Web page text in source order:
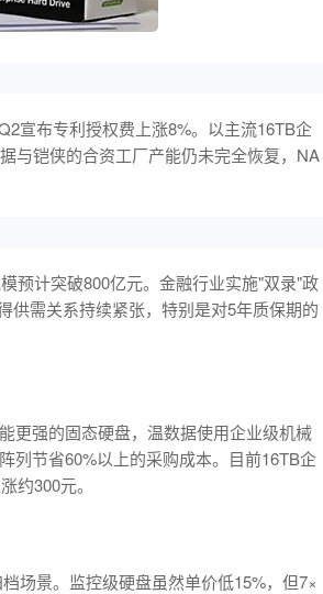
宣布专利授权费上涨8%。以主流16TB企
与铠侠的合资工厂产能仍未完全恢复，NA
预计突破800亿元。金融行业实施"双录"政
供需关系持续紧张，特别是对5年质保期的
更强的固态硬盘，温数据使用企业级机械
列节省60%以上的采购成本。目前16TB企
约300元。
场景。监控级硬盘虽然单价低15%，但7×